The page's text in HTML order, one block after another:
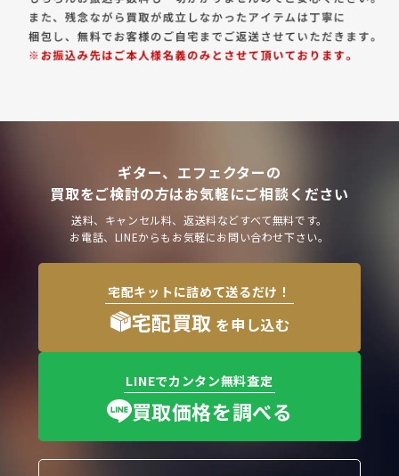
ギター、エフェクターの
買取をご検討の方はお気軽にご相談ください
送料、キャンセル料、返送料などすべて無料です。
お電話、LINEからもお気軽にお問い合わせ下さい。
宅配キットに詰めて送るだけ！
宅配買取 を申し込む
LINEでカンタン無料査定
買取価格を調べる